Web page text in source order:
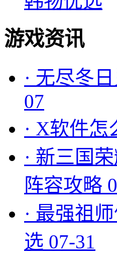
游戏资讯
· 无尽冬
07
· X软件怎
· 新三国
阵容攻略
· 最强祖
选 07-31